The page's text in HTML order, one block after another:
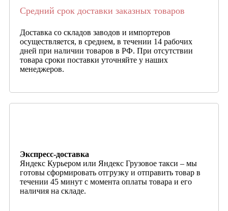
Средний срок доставки заказных товаров
Доставка со складов заводов и импортеров
осуществляется, в среднем, в течении 14 рабочих
дней при наличии товаров в РФ. При отсутствии
товара сроки поставки уточняйте у наших
менеджеров.
Экспресс-доставка
Яндекс Курьером или Яндекс Грузовое такси – мы
готовы сформировать отгрузку и отправить товар в
течении 45 минут с момента оплаты товара и его
наличия на складе.